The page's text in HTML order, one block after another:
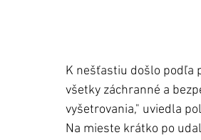
K nešťastiu došlo podľa
všetky záchranné a
vyšetrovania," uviedla
Na mieste krátko po